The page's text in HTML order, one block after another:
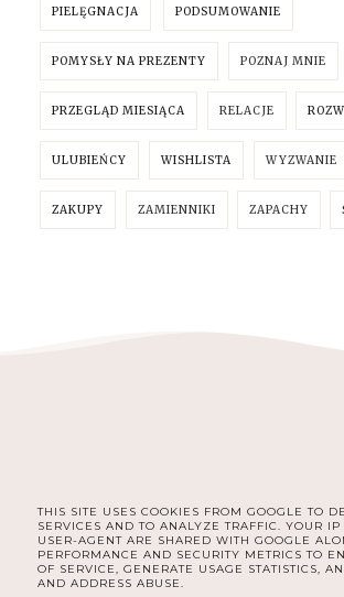
PIELĘGNACJA PODSUMOWANIE
POMYSŁY NA PREZENTY POZNAJ MNIE
PRZEGLĄD MIESIĄCA RELACJE
ULUBIEŃCY WISHLISTA WYZWANIE
ZAKUPY ZAMIENNIKI ZAPACHY
FACEBOOK
THIS SITE USES COOKIES FROM GOOGLE TO
SERVICES AND TO ANALYZE TRAFFIC. YOUR
USER-AGENT ARE SHARED WITH GOOGLE
PERFORMANCE AND SECURITY METRICS TO
OF SERVICE, GENERATE USAGE STATISTICS,
AND ADDRESS ABUSE.